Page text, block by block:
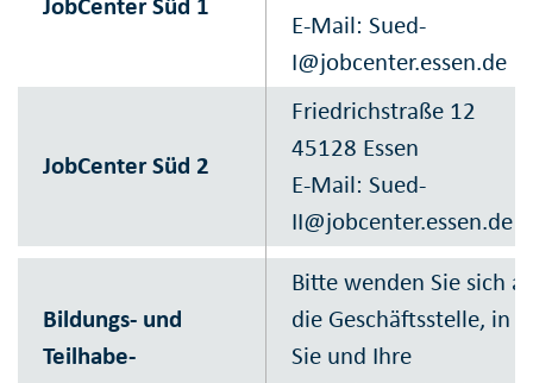
JobCenter Süd 1
E-Mail: Sued-
I@jobcenter.essen.de
JobCenter Süd 2
Friedrichstraße 12
45128 Essen
E-Mail: Sued-
II@jobcenter.essen.de
Bildungs- und
Teilhabe-
Bitte wenden Sie sich
die Geschäftsstelle, in
Sie und Ihre